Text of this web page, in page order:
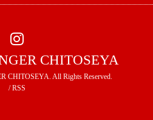
CHITOSEYA
CHITOSEYA . All Rights Reserved.
/RSS